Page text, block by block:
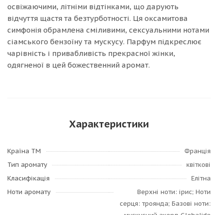
освіжаючими, літніми відтінками, що дарують
відчуття щастя та безтурботності. Ця оксамитова
симфонія обрамлена сміливими, сексуальними нотами
сіамського бензоїну та мускусу. Парфум підкреслює
чарівність і привабливість прекрасної жінки,
одягненої в цей божественний аромат.
Характеристики
Країна ТМ
Франція
Тип аромату
квіткові
Класифікація
Елітна
Ноти аромату
Верхні ноти: ірис; Ноти
серця: троянда; Базові ноти: